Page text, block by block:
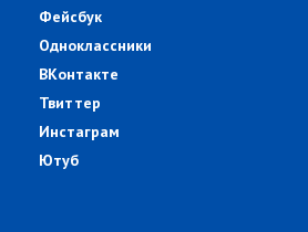
Фейсбук
Одноклассники
ВКонтакте
Твиттер
Инстаграм
Ютуб